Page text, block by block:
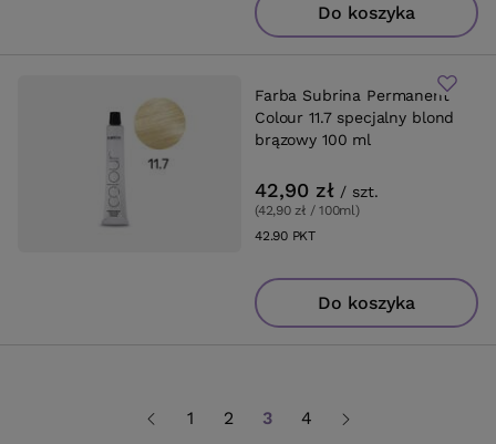
Do koszyka
Farba Subrina Permanent
Colour 11.7 specjalny blond
brązowy 100 ml
42,90 zł / szt.
(42,90 zł / 100ml)
42.90PKTpunktów
Do koszyka
1 2 3 4